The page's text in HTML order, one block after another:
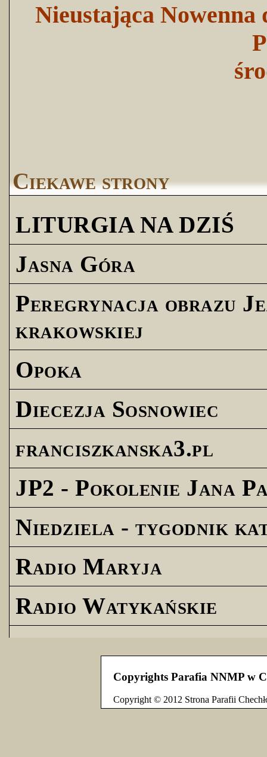
Nieustająca
Ciekawe strony
LITURGIA NA DZIŚ
Jasna Góra
Peregrynacja obrazu
krakowskiej
Opoka
Diecezja Sosnowiec
franciszkanska3.pl
JP2 - Pokolenie Jana
Niedziela - tygodnik
Radio Maryja
Radio Watykańskie
Copyrights Parafia NNMP w
Copyright © 2012 Strona Parafii